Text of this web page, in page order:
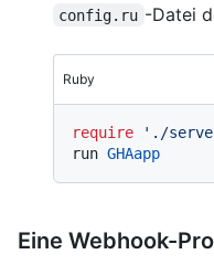
config.ru -Datei
Ruby
require
'./
run GHAapp
Eine Webhook-